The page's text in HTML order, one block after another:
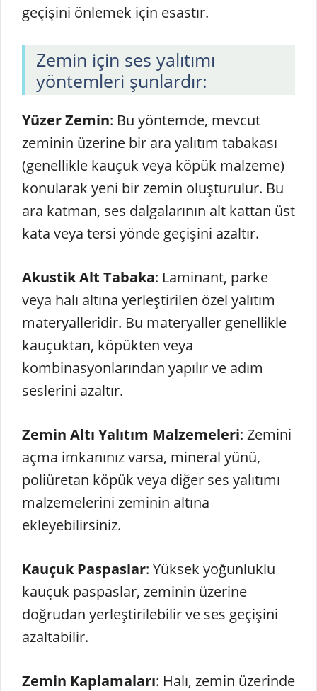
geçişini önlemek için esastır.
Zemin için ses yalıtımı
yöntemleri şunlardır:
Yüzer Zemin: Bu yöntemde, mevcut
zeminin üzerine bir ara yalıtım tabakası
(genellikle kauçuk veya köpük malzeme)
konularak yeni bir zemin oluşturulur. Bu
ara katman, ses dalgalarının alt kattan üst
kata veya tersi yönde geçişini azaltır.
Akustik Alt Tabaka: Laminant, parke
veya halı altına yerleştirilen özel yalıtım
materyalleridir. Bu materyaller genellikle
kauçuktan, köpükten veya
kombinasyonlarından yapılır ve adım
seslerini azaltır.
Zemin Altı Yalıtım Malzemeleri: Zemini
açma imkanınız varsa, mineral yünü,
poliüretan köpük veya diğer ses yalıtımı
malzemelerini zeminin altına
ekleyebilirsiniz.
Kauçuk Paspaslar: Yüksek yoğunluklu
kauçuk paspaslar, zeminin üzerine
doğrudan yerleştirilebilir ve ses geçişini
azaltabilir.
Zemin Kaplamaları: Halı, zemin üzerinde